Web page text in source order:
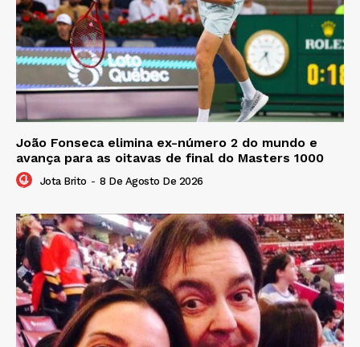
João Fonseca elimina ex-número 2 do mundo e
avança para as oitavas de final do Masters 1000
Jota Brito - 8 De Agosto De 2026